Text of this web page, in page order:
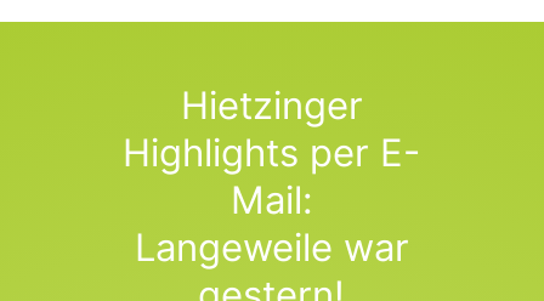
Hietzinger
Highlights per E-
Mail:
Langeweile war